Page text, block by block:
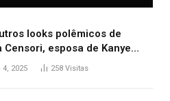
looks polêmicos de
Censori, esposa de Kanye
apareceu nua no Grammy
2025 258 Visitas